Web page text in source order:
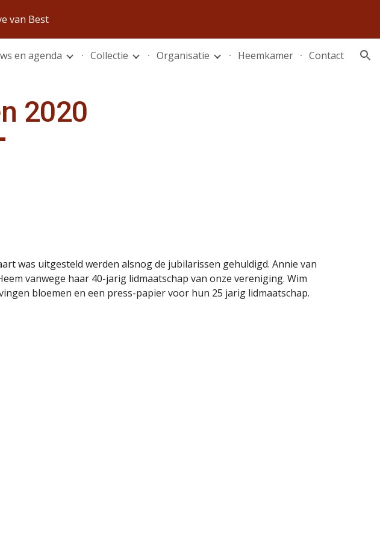
Skip to navigation
van Best
en agenda Collectie Organisatie Heemkamer Contact
2020
was uitgesteld werden alsnog de jubilarissen gehuldigd. Annie van
vanwege haar 40-jarig lidmaatschap van onze vereniging. Wim
bloemen en een press-papier voor hun 25 jarig lidmaatschap.